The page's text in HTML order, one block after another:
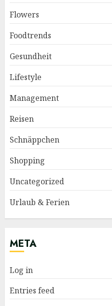
Flowers
Foodtrends
Gesundheit
Lifestyle
Management
Reisen
Schnäppchen
Shopping
Uncategorized
Urlaub & Ferien
META
Log in
Entries feed